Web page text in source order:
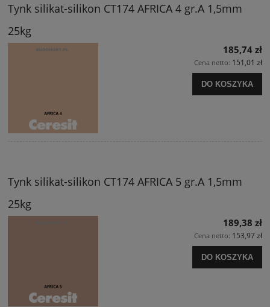
Tynk silikat-silikon CT174 AFRICA 4 gr.A 1,5mm
25kg
185,74 zł
Cena netto: 151,01 zł
DO KOSZYKA
Tynk silikat-silikon CT174 AFRICA 5 gr.A 1,5mm
25kg
189,38 zł
Cena netto: 153,97 zł
DO KOSZYKA